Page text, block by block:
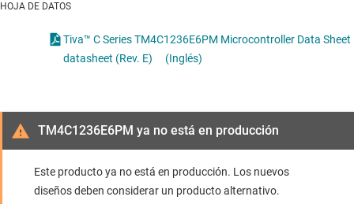
HOJA DE DATOS
Tiva™ C Series TM4C1236E6PM Microcontroller Data Sheet
datasheet (Rev. E)
(Inglés)
TM4C1236E6PM ya no está en producción
Este producto ya no está en producción. Los nuevos
diseños deben considerar un producto alternativo.